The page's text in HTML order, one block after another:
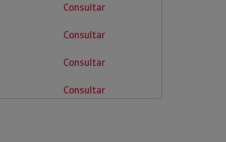
Consultar
Consultar
Consultar
Consultar